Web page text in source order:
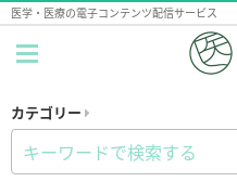
医学・医療の電子コンテンツ配信サービス
カテゴリー